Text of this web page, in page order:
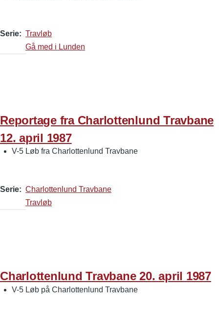
Serie
Travløb
Gå med i Lunden
Reportage fra Charlottenlund Travbane
12. april 1987
V-5 Løb fra Charlottenlund Travbane
Serie
Charlottenlund Travbane
Travløb
Charlottenlund Travbane 20. april 1987
V-5 Løb på Charlottenlund Travbane